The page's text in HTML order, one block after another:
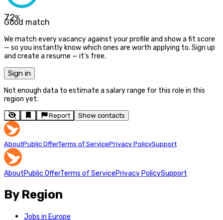
72%
Good match
We match every vacancy against your profile and show a fit score
— so you instantly know which ones are worth applying to. Sign up
and create a resume — it's free.
Sign in
Not enough data to estimate a salary range for this role in this
region yet.
Report Show contacts
AboutPublic OfferTerms of ServicePrivacy PolicySupport
AboutPublic OfferTerms of ServicePrivacy PolicySupport
By Region
Jobs in Europe